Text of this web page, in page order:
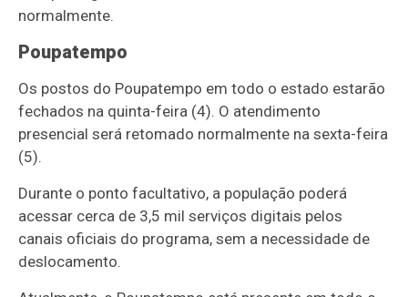
normalmente.
Poupatempo
Os postos do Poupatempo em todo o estado estarão
fechados na quinta-feira (4). O atendimento
presencial será retomado normalmente na sexta-feira
(5).
Durante o ponto facultativo, a população poderá
acessar cerca de 3,5 mil serviços digitais pelos
canais oficiais do programa, sem a necessidade de
deslocamento.